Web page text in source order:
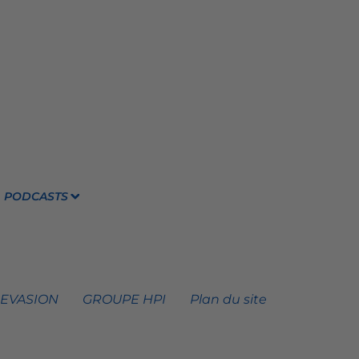
PODCASTS
GROUPE HPI Plan du site